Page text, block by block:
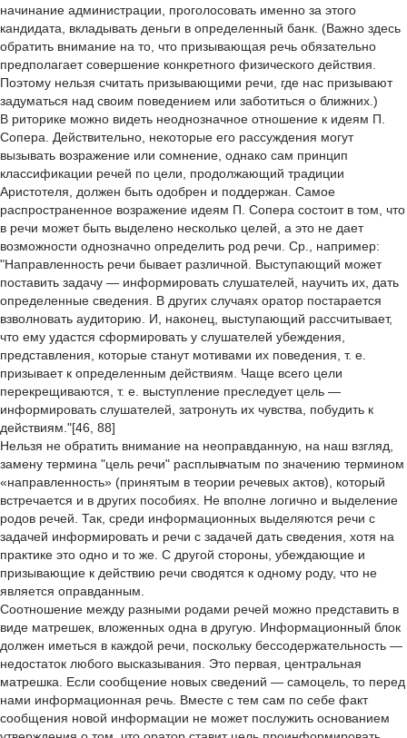
начинание администрации, проголосовать именно за этого
кандидата, вкладывать деньги в определенный банк. (Важно здесь
обратить внимание на то, что призывающая речь обязательно
предполагает совершение конкретного физического действия.
Поэтому нельзя считать призывающими речи, где нас призывают
задуматься над своим поведением или заботиться о ближних.)
В риторике можно видеть неоднозначное отношение к идеям П.
Сопера. Действительно, некоторые его рассуждения могут
вызывать возражение или сомнение, однако сам принцип
классификации речей по цели, продолжающий традиции
Аристотеля, должен быть одобрен и поддержан. Самое
распространенное возражение идеям П. Сопера состоит в том, что
в речи может быть выделено несколько целей, а это не дает
возможности однозначно определить род речи. Ср., например:
"Направленность речи бывает различной. Выступающий может
поставить задачу — информировать слушателей, научить их, дать
определенные сведения. В других случаях оратор постарается
взволновать аудиторию. И, наконец, выступающий рассчитывает,
что ему удастся сформировать у слушателей убеждения,
представления, которые станут мотивами их поведения, т. е.
призывает к определенным действиям. Чаще всего цели
перекрещиваются, т. е. выступление преследует цель —
информировать слушателей, затронуть их чувства, побудить к
действиям."[46, 88]
Нельзя не обратить внимание на неоправданную, на наш взгляд,
замену термина "цель речи" расплывчатым по значению термином
«направленность» (принятым в теории речевых актов), который
встречается и в других пособиях. Не вполне логично и выделение
родов речей. Так, среди информационных выделяются речи с
задачей информировать и речи с задачей дать сведения, хотя на
практике это одно и то же. С другой стороны, убеждающие и
призывающие к действию речи сводятся к одному роду, что не
является оправданным.
Соотношение между разными родами речей можно представить в
виде матрешек, вложенных одна в другую. Информационный блок
должен иметься в каждой речи, поскольку бессодержательность —
недостаток любого высказывания. Это первая, центральная
матрешка. Если сообщение новых сведений — самоцель, то перед
нами информационная речь. Вместе с тем сам по себе факт
сообщения новой информации не может послужить основанием